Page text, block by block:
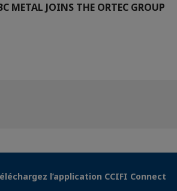
METAL JOINS THE ORTEC GROUP
l’application CCIFI Connect